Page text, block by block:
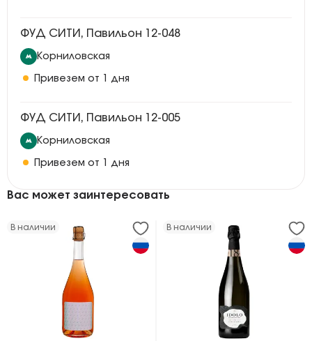
ФУД СИТИ, Павильон 12-048
Корниловская
Привезем от 1 дня
ФУД СИТИ, Павильон 12-005
Корниловская
Привезем от 1 дня
Вас может заинтересовать
В наличии В наличии